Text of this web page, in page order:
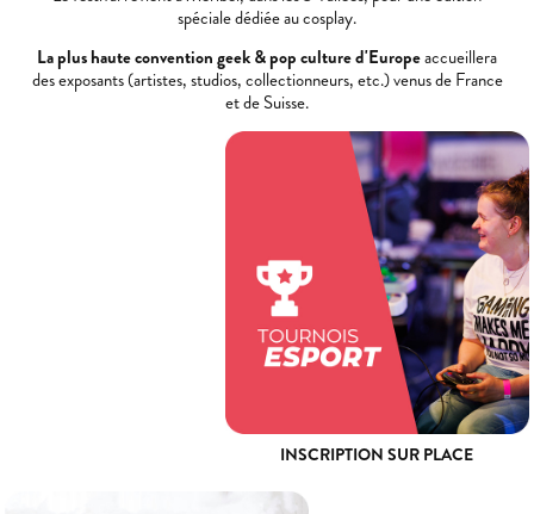
spéciale dédiée au cosplay.
La plus haute convention geek & pop culture d'Europeaccueillera
des exposants (artistes, studios, collectionneurs, etc.) venus de France
et de Suisse.
INSCRIPTION SUR PLACE